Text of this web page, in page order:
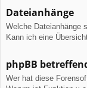
Dateianhänge
Welche Dateianhänge
Kann ich eine
phpBB
Wer hat diese